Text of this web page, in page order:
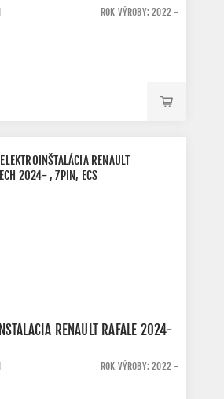
ROK VÝROBY: 2022 -
RENAULT RAFALE 2024-
ROK VÝROBY: 2022 -